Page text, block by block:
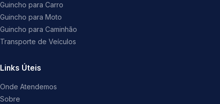
Guincho para Carro
Guincho para Moto
Guincho para Caminhão
Transporte de Veículos
Links Úteis
Onde Atendemos
Sobre